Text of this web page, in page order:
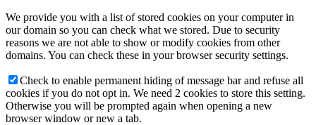
We provide you with a list of stored cookies on your computer in
our domain so you can check what we stored. Due to security
reasons we are not able to show or modify cookies from other
domains. You can check these in your browser security settings.
Check to enable permanent hiding of message bar and refuse all
cookies if you do not opt in. We need 2 cookies to store this setting.
Otherwise you will be prompted again when opening a new
browser window or new a tab.